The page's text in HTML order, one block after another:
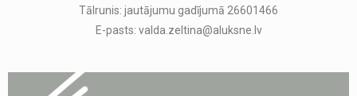
Tālrunis: jautājumu gadījumā 26601466
E-pasts: valda.zeltina@aluksne.lv